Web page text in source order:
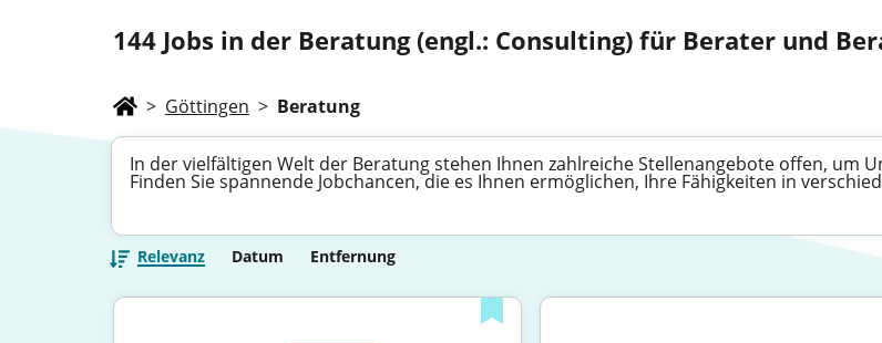
144 Jobs in der Beratung (engl.: Consulting) für Berater und
> Göttingen > Beratung
In der vielfältigen Welt der Beratung stehen Ihnen zahlreiche Stellenangebote offen, um
Finden Sie spannende Jobchancen, die es Ihnen ermöglichen, Ihre Fähigkeiten in
Relevanz Datum Entfernung